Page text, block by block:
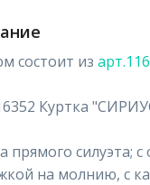
состоит из
Куртка
прямого силуэта;
на молнию, с